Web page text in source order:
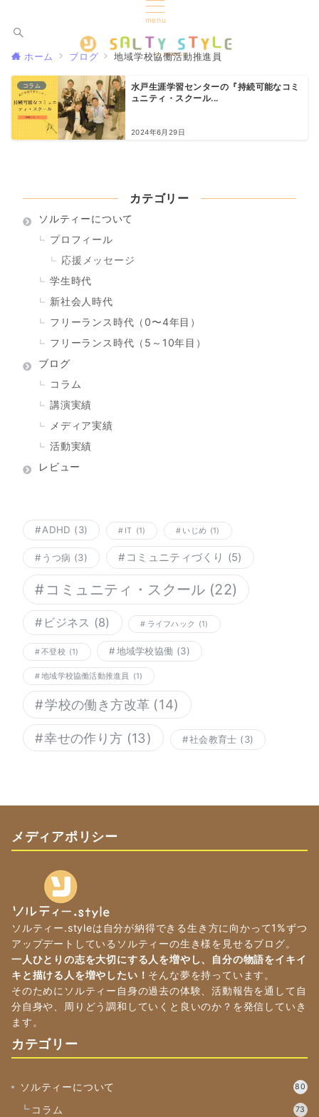
menu
ホーム ブログ 地域学校協働活動推進員
コラム
水戸生涯学習センターの『持続可能なコミ
ュニティ・スクール...
2024年6月29日
カテゴリー
ソルティーについて
プロフィール
応援メッセージ
学生時代
新社会人時代
フリーランス時代（0〜4年目）
フリーランス時代（5～10年目）
ブログ
コラム
講演実績
メディア実績
活動実績
レビュー
ADHD (3) IT (1) いじめ (1)
うつ病 (3) コミュニティづくり (5)
コミュニティ・スクール (22)
ビジネス (8) ライフハック (1)
不登校 (1) 地域学校協働 (3)
地域学校協働活動推進員 (1)
学校の働き方改革 (14)
幸せの作り方 (13) 社会教育士 (3)
メディアポリシー
ソルティー.styleは自分が納得できる生き方に向かって1%ずつ
アップデートしているソルティーの生き様を見せるブログ。
一人ひとりの志を大切にする人を増やし、自分の物語をイキイ
キと描ける人を増やしたい！ そんな夢を持っています。
そのためにソルティー自身の過去の体験、活動報告を通して自
分自身や、周りどう調和していくと良いのか？を発信していき
ます。
カテゴリー
ソルティーについて 80
コラム 73